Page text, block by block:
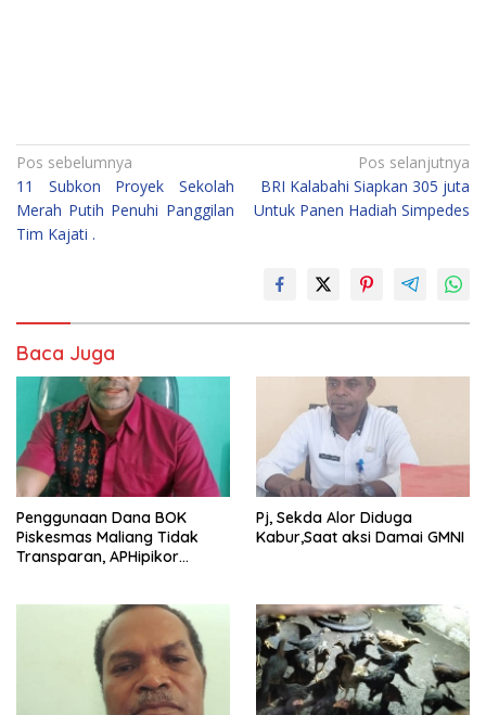
Navigasi
pos
Pos sebelumnya
11 Subkon Proyek Sekolah
Merah Putih Penuhi Panggilan
Tim Kajati .
Pos selanjutnya
BRI Kalabahi Siapkan 305 juta
Untuk Panen Hadiah Simpedes
Baca Juga
Penggunaan Dana BOK
Piskesmas Maliang Tidak
Transparan, APHipikor
Pj, Sekda Alor Diduga
Kabur,Saat aksi Damai GMNI